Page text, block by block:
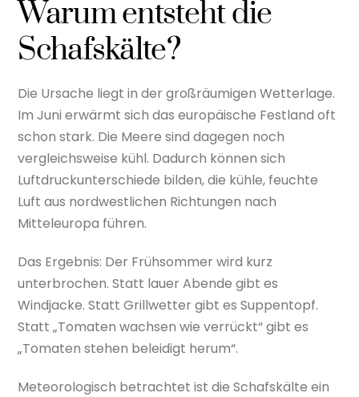
Warum entsteht die
Schafskälte?
Die Ursache liegt in der großräumigen Wetterlage.
Im Juni erwärmt sich das europäische Festland oft
schon stark. Die Meere sind dagegen noch
vergleichsweise kühl. Dadurch können sich
Luftdruckunterschiede bilden, die kühle, feuchte
Luft aus nordwestlichen Richtungen nach
Mitteleuropa führen.
Das Ergebnis: Der Frühsommer wird kurz
unterbrochen. Statt lauer Abende gibt es
Windjacke. Statt Grillwetter gibt es Suppentopf.
Statt „Tomaten wachsen wie verrückt“ gibt es
„Tomaten stehen beleidigt herum“.
Meteorologisch betrachtet ist die Schafskälte ein